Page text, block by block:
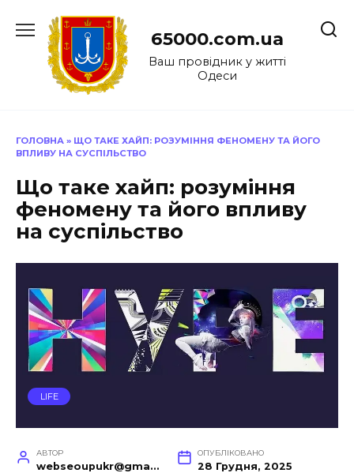
до
65000.com.ua
Ваш провідник у житті
Одеси
ГОЛОВНА » ЩО ТАКЕ ХАЙП: РОЗУМІННЯ ФЕНОМЕНУ ТА ЙОГО
ВПЛИВУ НА СУСПІЛЬСТВО
Що таке хайп: розуміння
феномену та його впливу
на суспільство
LIFE
АВТОР
webseoupukr@gmail.com
ОПУБЛІКОВАНО
28 Грудня, 2025